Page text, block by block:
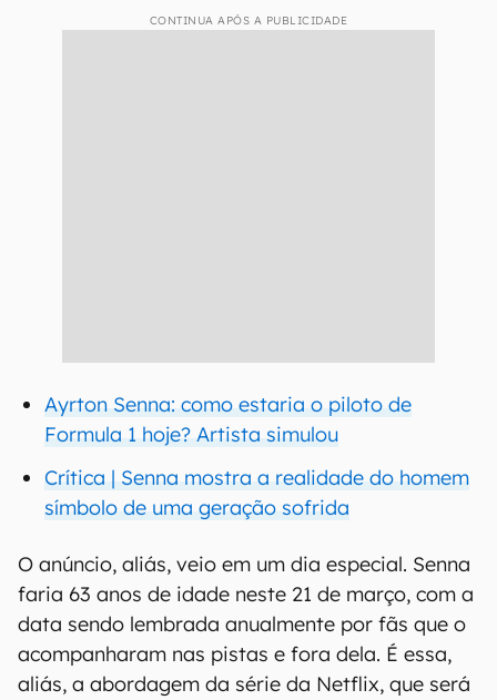
CONTINUA APÓS A PUBLICIDADE
Ayrton Senna: como estaria o piloto de
Formula 1 hoje? Artista simulou
Crítica | Senna mostra a realidade do homem
símbolo de uma geração sofrida
O anúncio, aliás, veio em um dia especial. Senna
faria 63 anos de idade neste 21 de março, com a
data sendo lembrada anualmente por fãs que o
acompanharam nas pistas e fora dela. É essa,
aliás, a abordagem da série da Netflix, que será